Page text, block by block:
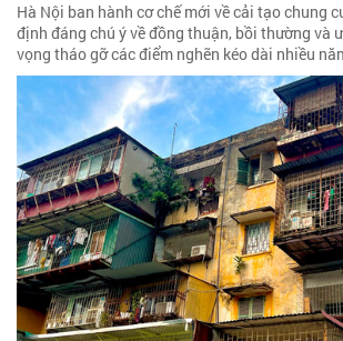
Hà Nội ban hành cơ chế mới về cải tạo chung
định đáng chú ý về đồng thuận, bồi thường và
vọng tháo gỡ các điểm nghẽn kéo dài nhiều